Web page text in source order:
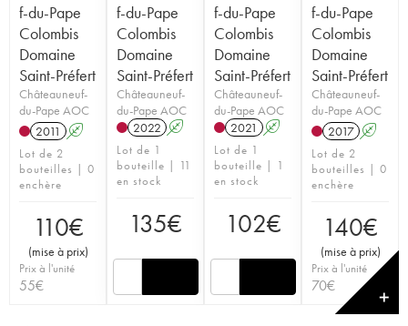
f-du-Pape
Colombis
Domaine
Saint-Préfert
Châteauneuf-
du-Pape AOC
2011
A
Lot de 2
bouteilles | 0
enchère
110€
(mise à prix)
Prix à l'unité
55€
f-du-Pape
Colombis
Domaine
Saint-Préfert
Châteauneuf-
du-Pape AOC
2022 A
Lot de 1
bouteille | 11
en stock
135€
f-du-Pape
Colombis
Domaine
Saint-Préfert
Châteauneuf-
du-Pape AOC
2021
A
Lot de 1
bouteille | 1
en stock
102€
f-du-Pape
Colombis
Domaine
Saint-Préfert
Châteauneuf-
du-Pape AOC
2017 A
Lot de 2
bouteilles | 0
enchère
140€
(mise à prix)
Prix à l'unité
70€
✕